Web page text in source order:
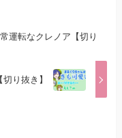
運転なクレノア【切り
り抜き】